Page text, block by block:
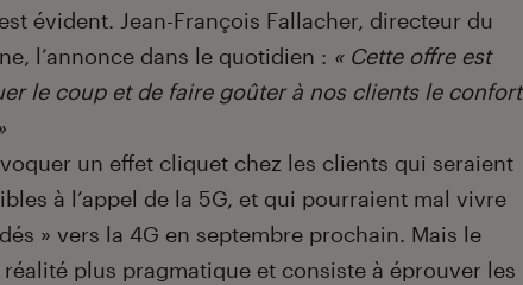
évident. Jean-François Fallacher, directeur du
l’annonce dans le quotidien : « Cette offre est
le coup et de faire goûter à nos clients le confort
un effet cliquet chez les clients qui seraient
à l’appel de la 5G, et qui pourraient mal vivre
» vers la 4G en septembre prochain. Mais le
plus pragmatique et consiste à éprouver les